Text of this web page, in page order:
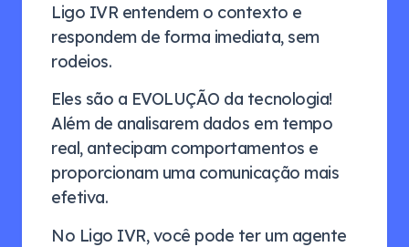
Ligo IVR entendem o contexto e
respondem de forma imediata, sem
rodeios.
Eles são a EVOLUÇÃO da tecnologia!
Além de analisarem dados em tempo
real, antecipam comportamentos e
proporcionam uma comunicação mais
efetiva.
No Ligo IVR, você pode ter um agente